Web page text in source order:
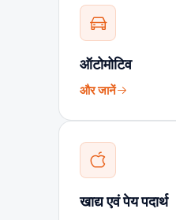
ऑटोमोटिव
और जानें
खाद्य एवं पेय पदार्थ